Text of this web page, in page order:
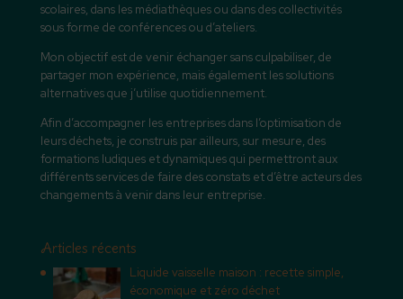
scolaires, dans les médiathèques ou dans des collectivités
sous forme de conférences ou d’ateliers.
Mon objectif est de venir échanger sans culpabiliser, de
partager mon expérience, mais également les solutions
alternatives que j’utilise quotidiennement.
Afin d’accompagner les entreprises dans l’optimisation de
leurs déchets, je construis par ailleurs, sur mesure, des
formations ludiques et dynamiques qui permettront aux
différents services de faire des constats et d’être acteurs des
changements à venir dans leur entreprise.
Articles récents
Liquide vaisselle maison : recette simple,
économique et zéro déchet